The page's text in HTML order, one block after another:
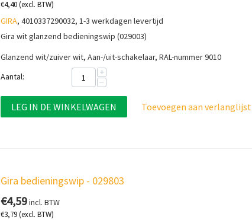
€4,40(excl. BTW)
GIRA, 4010337290032, 1-3 werkdagen levertijd
Gira wit glanzend bedieningswip (029003)
Glanzend wit/zuiver wit, Aan-/uit-schakelaar, RAL-nummer 9010
Aantal:
+
−
LEG IN DE WINKELWAGEN Toevoegen aan verlanglijst
Gira bedieningswip - 029803
€4,59incl. BTW
€3,79(excl. BTW)